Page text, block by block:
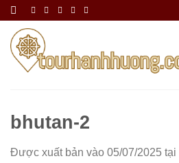
Bỏ
nội
dung
bhutan-2
Được xuất bản vào 05/07/2025 tại